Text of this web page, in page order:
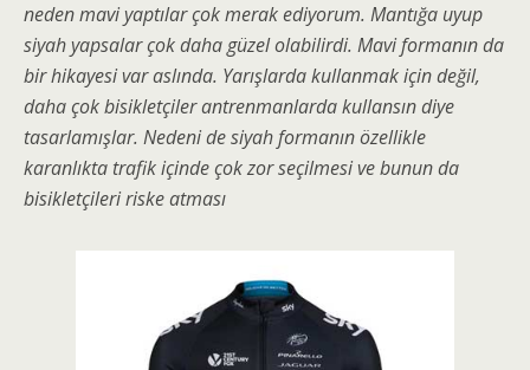
neden mavi yaptılar çok merak ediyorum. Mantığa uyup
siyah yapsalar çok daha güzel olabilirdi. Mavi formanın da
bir hikayesi var aslında. Yarışlarda kullanmak için değil,
daha çok bisikletçiler antrenmanlarda kullansın diye
tasarlamışlar. Nedeni de siyah formanın özellikle
karanlıkta trafik içinde çok zor seçilmesi ve bunun da
bisikletçileri riske atması